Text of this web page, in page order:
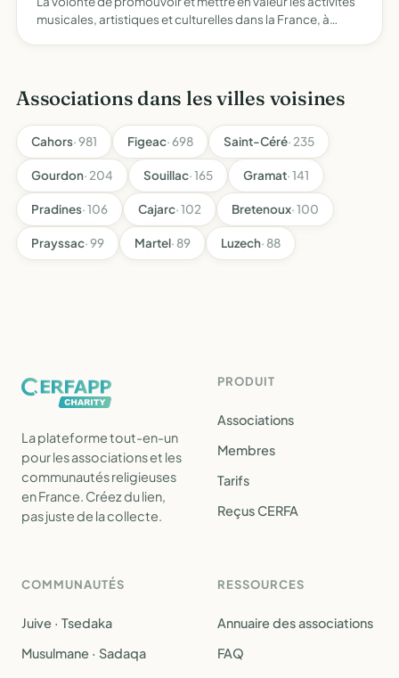
musicales, artistiques et culturelles dans la France, à
Associations dans les villes voisines
Cahors· 981 Figeac· 698 Saint-Céré· 235
Gourdon· 204 Souillac· 165 Gramat· 141
Pradines· 106 Cajarc· 102 Bretenoux· 100
Prayssac· 99 Martel· 89 Luzech· 88
La plateforme tout-en-un
pour les associations et les
communautés religieuses
en France. Créez du lien,
pas juste de la collecte.
PRODUIT
Associations
Membres
Tarifs
Reçus CERFA
COMMUNAUTÉS
Juive · Tsedaka
Musulmane · Sadaqa
RESSOURCES
Annuaire des associations
FAQ